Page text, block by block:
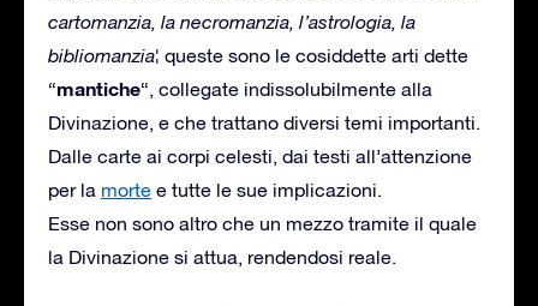
cartomanzia, la necromanzia, l’astrologia, la
bibliomanzia¦ queste sono le cosiddette arti dette
“mantiche“, collegate indissolubilmente alla
Divinazione, e che trattano diversi temi importanti.
Dalle carte ai corpi celesti, dai testi all’attenzione
per la morte e tutte le sue implicazioni.
Esse non sono altro che un mezzo tramite il quale
la Divinazione si attua, rendendosi reale.